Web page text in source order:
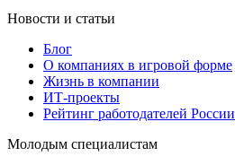
Новости и статьи
Блог
О компаниях в игровой форме
Жизнь в компании
ИТ-проекты
Рейтинг работодателей России
Молодым специалистам